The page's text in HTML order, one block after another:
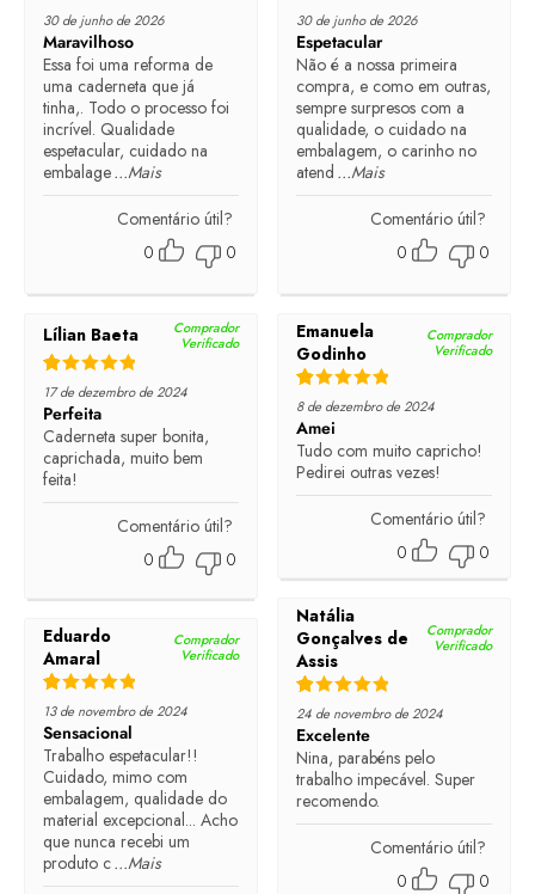
Rated 5out of 5
30 de junho de 2026
Maravilhoso
Essa foi uma reforma de
uma caderneta que já
tinha,. Todo o processo foi
incrível. Qualidade
espetacular, cuidado na
embalage...Mais
Comentário útil?
0
0
Rated 5out of 5
30 de junho de 2026
Espetacular
Não é a nossa primeira
compra, e como em outras,
sempre surpresos com a
qualidade, o cuidado na
embalagem, o carinho no
atend ...Mais
Comentário útil?
0
0
Lílian Baeta
Comprador
Verificado
Rated out of 5
17 de dezembro de 2024
Perfeita
Caderneta super bonita,
caprichada, muito bem
feita!
Comentário útil?
0
0
Emanuela
Godinho
Comprador
Verificado
Rated out of 5
8 de dezembro de 2024
Amei
Tudo com muito capricho!
Pedirei outras vezes!
Comentário útil?
0
0
Natália
Gonçalves de
Assis
Comprador
Verificado
Rated out of 5
24 de novembro de 2024
Excelente
Nina, parabéns pelo
trabalho impecável. Super
recomendo.
Comentário útil?
0
0
Eduardo
Amaral
Comprador
Verificado
Rated out of 5
13 de novembro de 2024
Sensacional
Trabalho espetacular!!
Cuidado, mimo com
embalagem, qualidade do
material excepcional... Acho
que nunca recebi um
produto c...Mais